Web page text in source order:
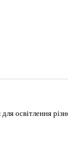
освітлення